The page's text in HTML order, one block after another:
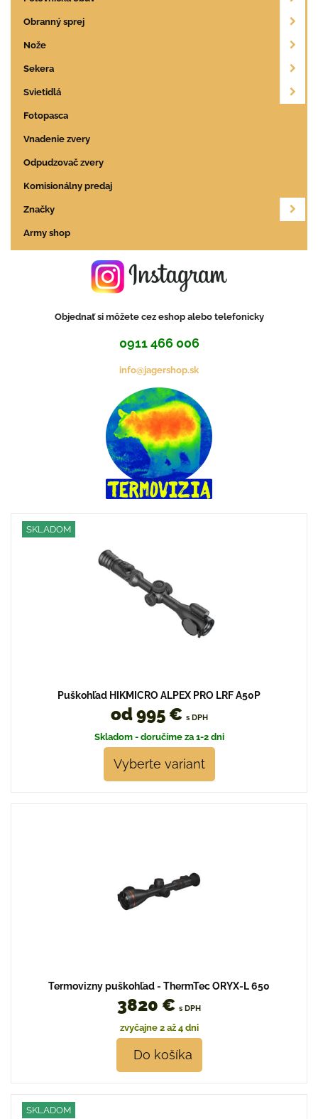
Obranný sprej
Nože
Sekera
Svietidlá
Fotopasca
Vnadenie zvery
Odpudzovač zvery
Komisionálny predaj
Značky
Army shop
Objednať si môžete cez eshop alebo telefonicky
0911 466 006
info@jagershop.sk
SKLADOM
Puškohľad HIKMICRO ALPEX PRO LRF A50P
od 995 € s DPH
Skladom - doručíme za 1-2 dni
Vyberte variant
Termovizny puškohľad - ThermTec ORYX-L 650
3820 € s DPH
zvyčajne 2 až 4 dni
Do košíka
SKLADOM